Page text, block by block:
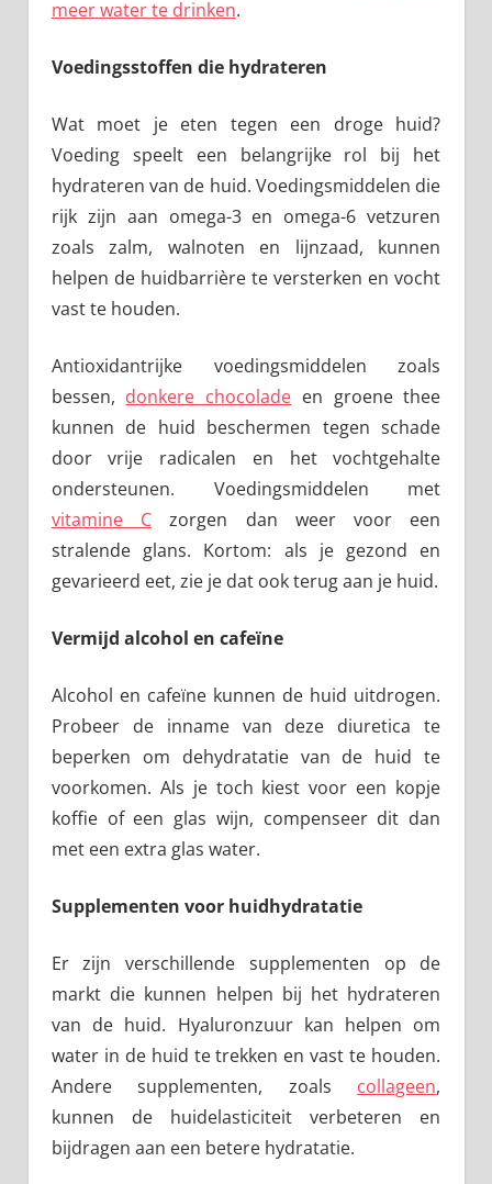
meer water te drinken.
Voedingsstoffen die hydrateren
Wat moet je eten tegen een droge huid?
Voeding speelt een belangrijke rol bij het
hydrateren van de huid. Voedingsmiddelen die
rijk zijn aan omega-3 en omega-6 vetzuren
zoals zalm, walnoten en lijnzaad, kunnen
helpen de huidbarrière te versterken en vocht
vast te houden.
Antioxidantrijke voedingsmiddelen zoals
bessen, donkere chocolade en groene thee
kunnen de huid beschermen tegen schade
door vrije radicalen en het vochtgehalte
ondersteunen. Voedingsmiddelen met
vitamine C zorgen dan weer voor een
stralende glans. Kortom: als je gezond en
gevarieerd eet, zie je dat ook terug aan je huid.
Vermijd alcohol en cafeïne
Alcohol en cafeïne kunnen de huid uitdrogen.
Probeer de inname van deze diuretica te
beperken om dehydratatie van de huid te
voorkomen. Als je toch kiest voor een kopje
koffie of een glas wijn, compenseer dit dan
met een extra glas water.
Supplementen voor huidhydratatie
Er zijn verschillende supplementen op de
markt die kunnen helpen bij het hydrateren
van de huid. Hyaluronzuur kan helpen om
water in de huid te trekken en vast te houden.
Andere supplementen, zoals collageen,
kunnen de huidelasticiteit verbeteren en
bijdragen aan een betere hydratatie.